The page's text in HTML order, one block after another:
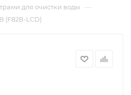
для очистки воды —
(F82В-LCD)